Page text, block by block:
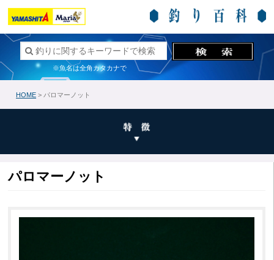
※魚名は全角カタカナで
HOME > パロマーノット
パロマーノット